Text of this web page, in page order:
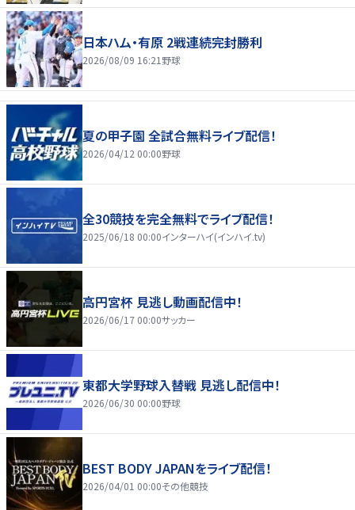
日本ハム・有原 2戦連続完封勝利
2026/08/09 16:21 野球
夏の甲子園 全試合無料ライブ配信！
2026/04/12 00:00野球
全30競技を完全無料でライブ配信！
2025/06/18 00:00インターハイ(インハイ.tv)
高円宮杯 見逃し動画配信中！
2026/06/17 00:00サッカー
東都大学野球入替戦 見逃し配信中！
2026/06/30 00:00野球
BEST BODY JAPANをライブ配信！
2026/04/01 00:00その他競技